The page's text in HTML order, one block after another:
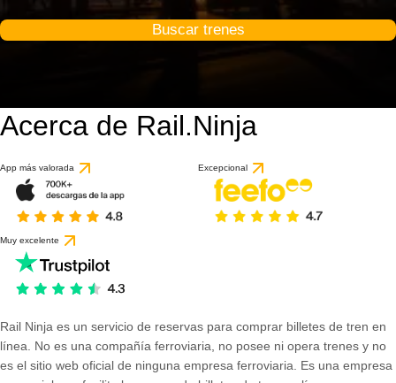
Buscar trenes
Acerca de Rail.Ninja
App más valorada Excepcional
Muy excelente
Rail Ninja es un servicio de reservas para comprar billetes de tren en
línea. No es una compañía ferroviaria, no posee ni opera trenes y no
es el sitio web oficial de ninguna empresa ferroviaria. Es una empresa
basado en 56